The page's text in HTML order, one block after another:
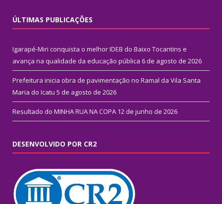
ÚLTIMAS PUBLICAÇÕES
Igarapé-Miri conquista o melhor IDEB do Baixo Tocantins e
avança na qualidade da educação pública 6 de agosto de 2026
Prefeitura inicia obra de pavimentação no Ramal da Vila Santa
Maria do Icatu 5 de agosto de 2026
Resultado do MINHA RUA NA COPA 12 de junho de 2026
DESENVOLVIDO POR CR2